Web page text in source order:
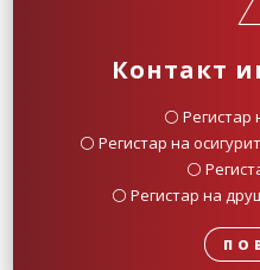
Контакт
⚪️ Регистар
⚪️ Регистар на
⚪️
⚪️ Регистар на